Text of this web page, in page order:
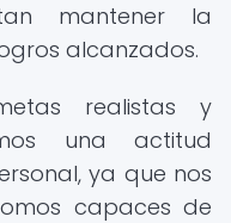
mantener la
alcanzados.
realistas y
una actitud
ya que nos
capaces de